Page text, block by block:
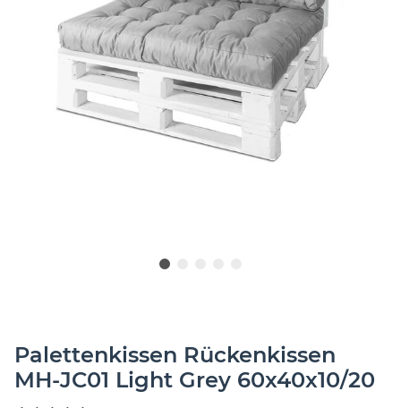
Palettenkissen Rückenkissen
MH-JC01 Light Grey 60x40x10/20